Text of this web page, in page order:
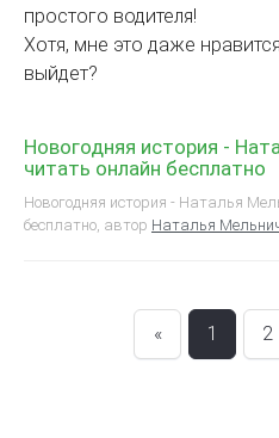
простого водителя!
Хотя, мне это даже
выйдет?
Новогодняя история -
читать онлайн бесплатно
Новогодняя история - Наталья
бесплатно, автор Наталья
« 1 2